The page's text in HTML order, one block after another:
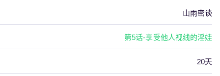
山雨密谈
第5话-享受他人视线的淫娃
20天